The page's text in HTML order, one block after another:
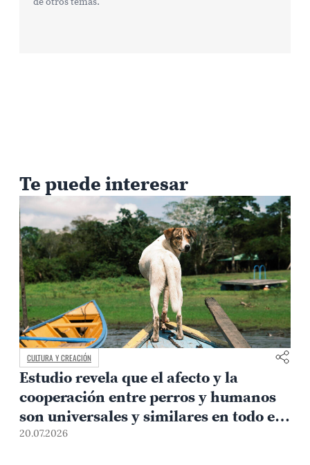
Te puede interesar
CULTURA Y CREACIÓN
Estudio revela que el afecto y la
cooperación entre perros y humanos
son universales y similares en todo el
mundo
20.07.2026